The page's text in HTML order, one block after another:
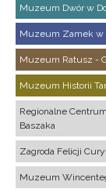
Muzeum Dwór w
Muzeum Zamek w
Muzeum Ratusz -
Muzeum Historii
Regionalne
Baszaka
Zagroda Felicji
Muzeum